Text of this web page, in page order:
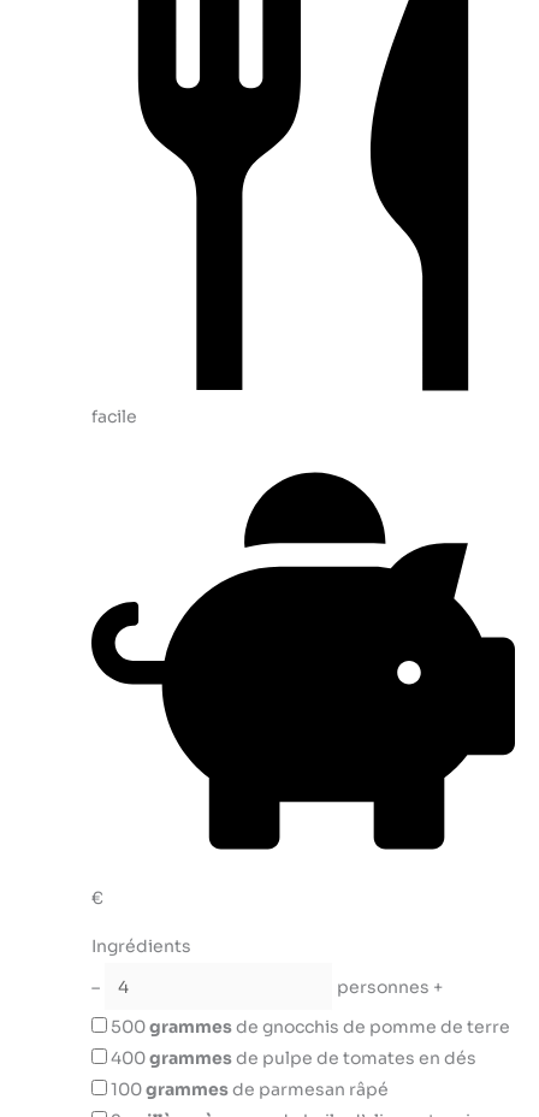
facile
€
Ingrédients
–
personnes +
500grammesde gnocchis de pomme de terre
400grammesde pulpe de tomates en dés
100grammesde parmesan râpé